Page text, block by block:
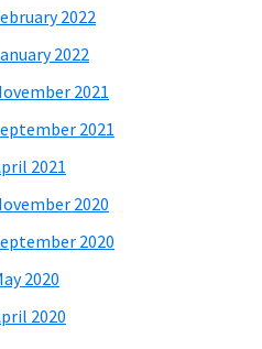
2022
2022
2021
2021
2021
2020
2020
2020
2020